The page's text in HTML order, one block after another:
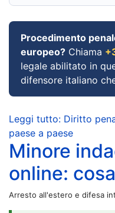
Procedimento
europeo? Chiama
legale abilitato in
difensore italiano
Leggi tutto: Diritto
paese a paese
Minore
online:
Arresto all'estero e difesa